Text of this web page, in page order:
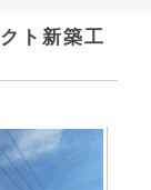
ト新築工